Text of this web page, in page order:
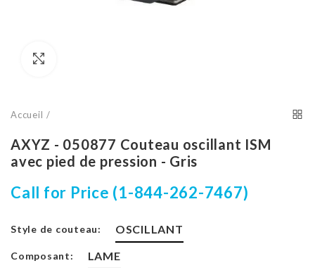
Accueil
AXYZ - 050877 Couteau oscillant ISM
avec pied de pression - Gris
Call for Price (1-844-262-7467)
Style de couteau: OSCILLANT
Composant: LAME